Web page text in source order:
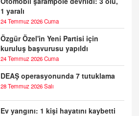
1 yaralı
24 Temmuz 2026 Cuma
Özgür Özel'in Yeni Partisi için
kuruluş başvurusu yapıldı
24 Temmuz 2026 Cuma
DEAŞ operasyonunda 7 tutuklama
28 Temmuz 2026 Salı
Ev yangını: 1 kişi hayatını kaybetti